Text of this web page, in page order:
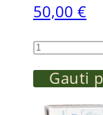
50,00 €
produkto
kiekis:
Gauti